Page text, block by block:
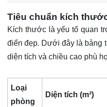
Tiêu chuẩn kích
Kích thước là yếu tố quan
điển đẹp. Dưới đây là bảng
diện tích và chiều cao phù
Loại
phòng
Diện tích (m²)